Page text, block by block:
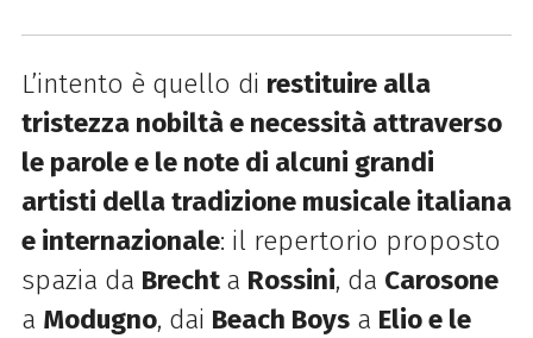
L’intento è quello di restituire alla
tristezza nobiltà e necessità attraverso
le parole e le note di alcuni grandi
artisti della tradizione musicale italiana
e internazionale: il repertorio proposto
spazia da Brecht a Rossini, da Carosone
a Modugno, dai Beach Boysa Elio e le